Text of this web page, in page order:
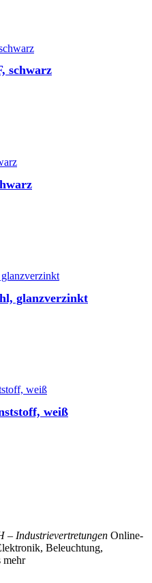
schwarz
glanzverzinkt
weiß
– Industrievertretungen Online-
Beleuchtung,
mehr